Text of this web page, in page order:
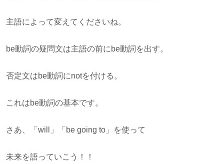
主語によって変えてくださいね。
be動詞の疑問文は主語の前にbe動詞を出す。
否定文はbe動詞にnotを付ける。
これはbe動詞の基本です。
さあ、「will」「be going to」を使って
未来を語っていこう！！